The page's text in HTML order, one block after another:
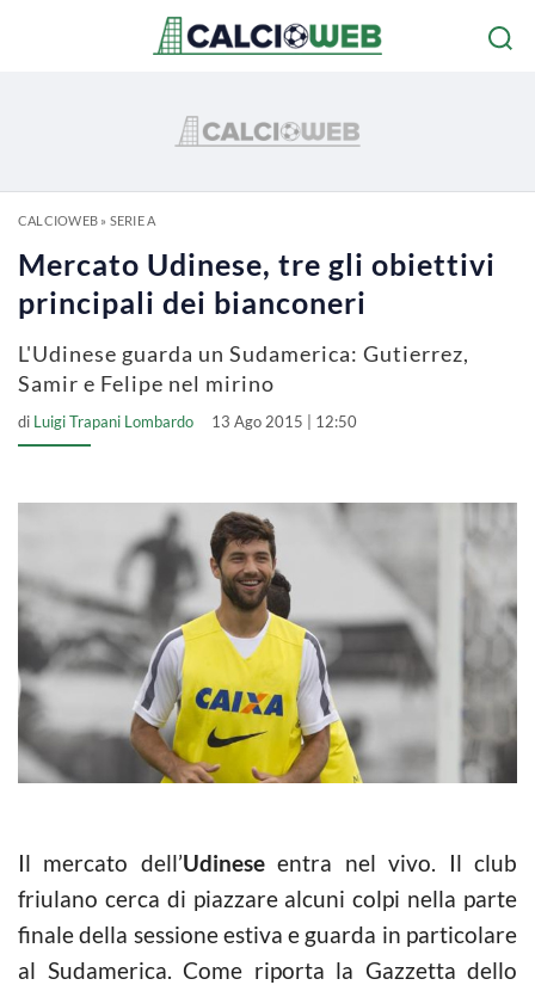
CALCIOWEB» SERIE A
Mercato Udinese, tre gli obiettivi
principali dei bianconeri
L'Udinese guarda un Sudamerica: Gutierrez,
Samir e Felipe nel mirino
di Luigi Trapani Lombardo 13 Ago 2015 | 12:50
Il mercato dell’Udineseentra nel vivo. Il club
friulano cerca di piazzare alcuni colpi nella parte
finale della sessione estiva e guarda in particolare
al Sudamerica. Come riporta la Gazzetta dello